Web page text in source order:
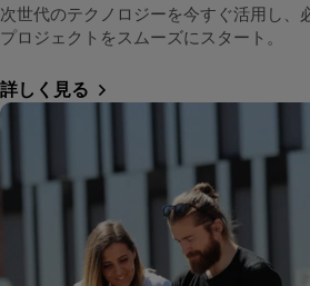
次世代のテクノロジーを今すぐ活用し、
プロジェクトをスムーズにスタート。
詳しく見る